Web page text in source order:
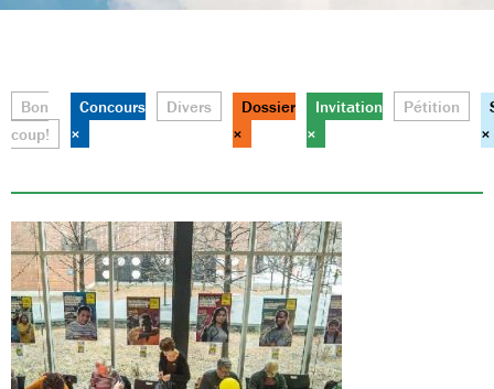
Bon
coup!
Concours
×
Divers
Dossier
×
Invitation
×
Pétition
×